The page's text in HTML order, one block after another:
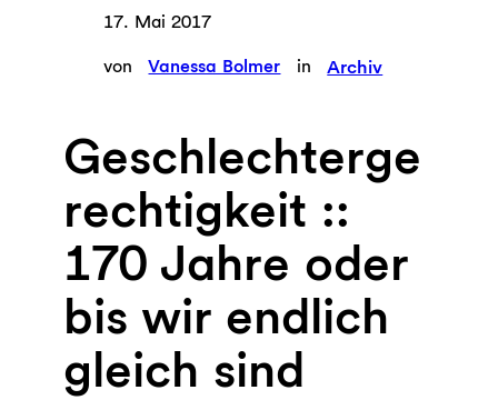
17. Mai 2017
von Vanessa Bolmer in Archiv
Geschlechterge
rechtigkeit ::
170 Jahre oder
bis wir endlich
gleich sind